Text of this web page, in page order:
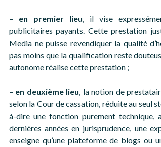
– en premier lieu, il vise
publicitaires payants. Cette prestation
Media ne puisse revendiquer la qualité
pas moins que la qualification reste
autonome réalise cette prestation ;
– en deuxième lieu, la notion de
selon la Cour de cassation, réduite au seul
à-dire une fonction purement technique,
dernières années en jurisprudence, une
enseigne qu’une plateforme de blogs ou